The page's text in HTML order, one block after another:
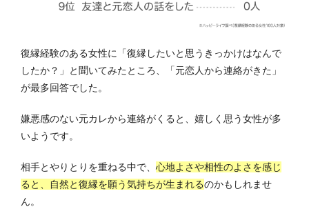
復縁経験のある女性に「復縁したいと思うきっかけはなんで
したか？」と聞いてみたところ、「元恋人から連絡がきた」
が最多回答でした。
嫌悪感のない元カレから連絡がくると、嬉しく思う女性が多
いようです。
相手とやりとりを重ねる中で、 心地よさや相性のよさを感じ
ると、自然と復縁を願う気持ちが生まれるのかもしれませ
ん。